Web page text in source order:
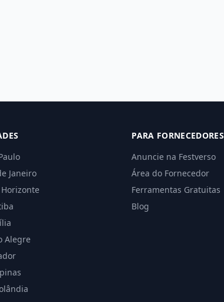
Janeiro
Alegre
PARA FORNECEDORES
Anuncie na Festverso
Área do Fornecedor
Ferramentas Gratuitas
Blog